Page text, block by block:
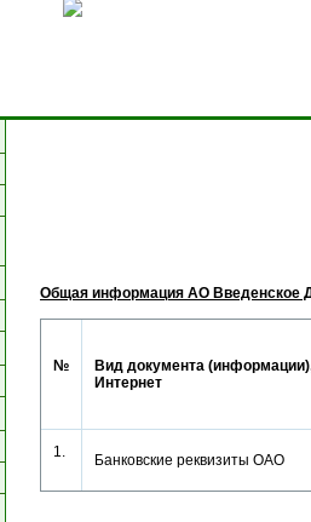
Общая информация АО Введенское
№
Вид документа
Интернет
1. Банковские реквизиты ОАО